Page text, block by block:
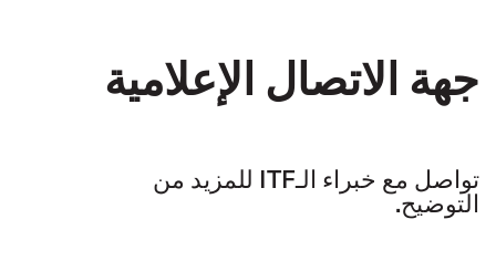
جهة الاتصال الإعلامية
تواصل مع خبراء الـITF للمزيد من
التوضيح.